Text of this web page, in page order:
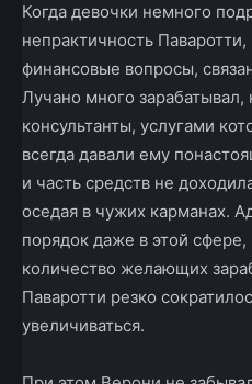
Когда девочки немного
непрактичность Паваротти,
финансовые вопросы,
Лучано много
консультанты, услугами
всегда давали ему
и часть средств не
оседая в чужих карманах.
порядок даже в этой
количество желающих
Паваротти резко
увеличиваться.